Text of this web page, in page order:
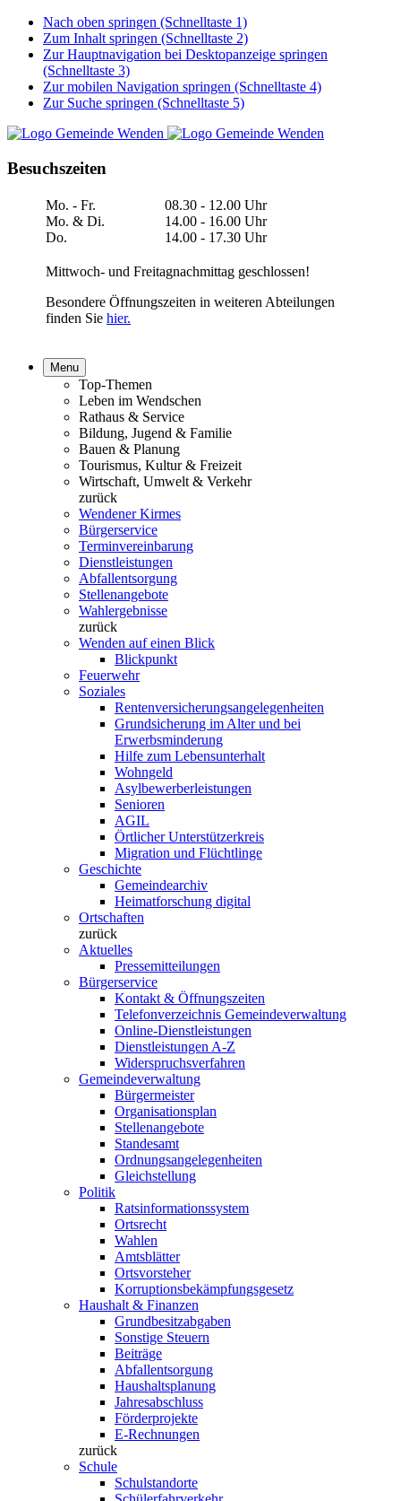
Nach oben springen (Schnelltaste 1)
Zum Inhalt springen (Schnelltaste 2)
Zur Hauptnavigation bei Desktopanzeige springen
(Schnelltaste 3)
Zur mobilen Navigation springen (Schnelltaste 4)
Zur Suche springen (Schnelltaste 5)
Besuchszeiten
Mo. - Fr.
Mo. & Di.
Do.
08.30 - 12.00 Uhr
14.00 - 16.00 Uhr
14.00 - 17.30 Uhr
Mittwoch- und Freitagnachmittag geschlossen!
Besondere Öffnungszeiten in weiteren Abteilungen
finden Sie hier.
Menu
Top-Themen
Leben im Wendschen
Rathaus & Service
Bildung, Jugend & Familie
Bauen & Planung
Tourismus, Kultur & Freizeit
Wirtschaft, Umwelt & Verkehr
zurück
Wendener Kirmes
Bürgerservice
Terminvereinbarung
Dienstleistungen
Abfallentsorgung
Stellenangebote
Wahlergebnisse
zurück
Wenden auf einen Blick
Blickpunkt
Feuerwehr
Soziales
Rentenversicherungsangelegenheiten
Grundsicherung im Alter und bei
Erwerbsminderung
Hilfe zum Lebensunterhalt
Wohngeld
Asylbewerberleistungen
Senioren
AGIL
Örtlicher Unterstützerkreis
Migration und Flüchtlinge
Geschichte
Gemeindearchiv
Heimatforschung digital
Ortschaften
zurück
Aktuelles
Pressemitteilungen
Bürgerservice
Kontakt & Öffnungszeiten
Telefonverzeichnis Gemeindeverwaltung
Online-Dienstleistungen
Dienstleistungen A-Z
Widerspruchsverfahren
Gemeindeverwaltung
Bürgermeister
Organisationsplan
Stellenangebote
Standesamt
Ordnungsangelegenheiten
Gleichstellung
Politik
Ratsinformationssystem
Ortsrecht
Wahlen
Amtsblätter
Ortsvorsteher
Korruptionsbekämpfungsgesetz
Haushalt & Finanzen
Grundbesitzabgaben
Sonstige Steuern
Beiträge
Abfallentsorgung
Haushaltsplanung
Jahresabschluss
Förderprojekte
E-Rechnungen
zurück
Schule
Schulstandorte